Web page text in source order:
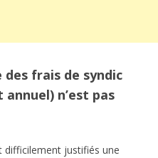
des frais de syndic
n’est pas
difficilement justifiés une